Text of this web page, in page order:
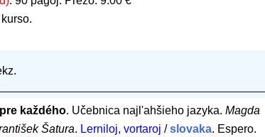
každého. Učebnica najl'ahšieho jazyka. Magda
Šatura. Lerniloj, vortaroj /slovaka. Espero.